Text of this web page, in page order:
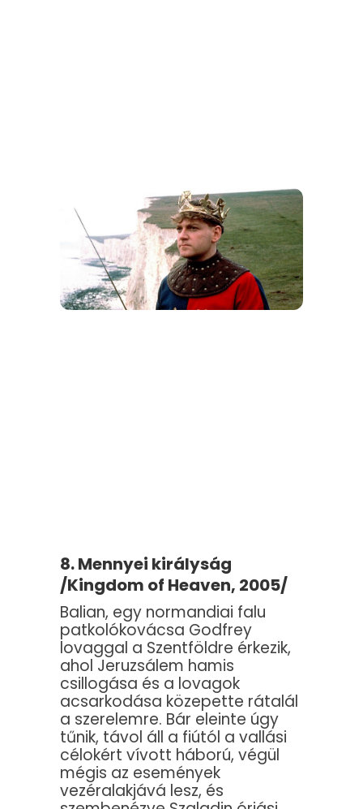
8. Mennyei királyság
/Kingdom of Heaven, 2005/
Balian, egy normandiai falu
patkolókovácsa Godfrey
lovaggal a Szentföldre érkezik,
ahol Jeruzsálem hamis
csillogása és a lovagok
acsarkodása közepette rátalál
a szerelemre. Bár eleinte úgy
tűnik, távol áll a fiútól a vallási
célokért vívott háború, végül
mégis az események
vezéralakjává lesz, és